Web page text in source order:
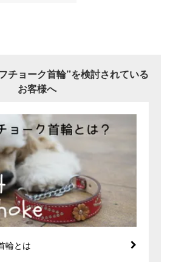
チョーク首輪”を検討されている
お客様へ
輪とは